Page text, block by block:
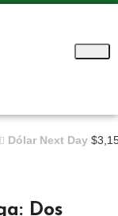
Dólar Next Day
Dos